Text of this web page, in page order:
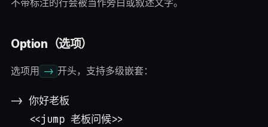
Option（选项）
选项用 -> 开头，支持多级嵌套：
-> 你好老板
   <<jump 老板问候>>